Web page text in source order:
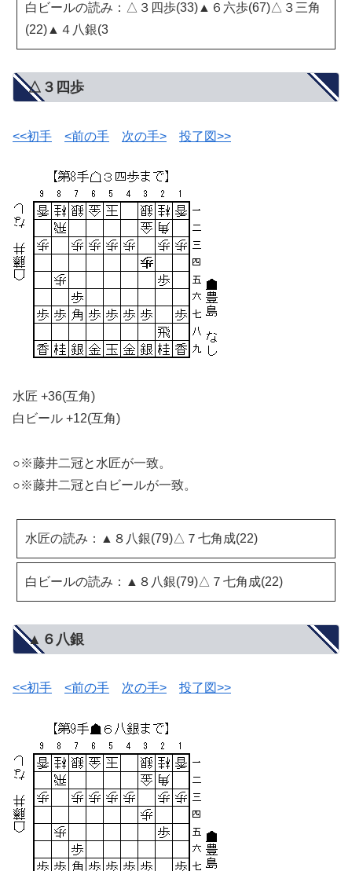
白ビールの読み：△３四歩(33)▲６六歩(67)△３三角
(22)▲４八銀(3
△３四歩
<<初手 <前の手 次の手> 投了図>>
水匠 +36(互角)
白ビール +12(互角)
○※藤井二冠と水匠が一致。
○※藤井二冠と白ビールが一致。
水匠の読み：▲８八銀(79)△７七角成(22)
白ビールの読み：▲８八銀(79)△７七角成(22)
▲６八銀
<<初手 <前の手 次の手> 投了図>>